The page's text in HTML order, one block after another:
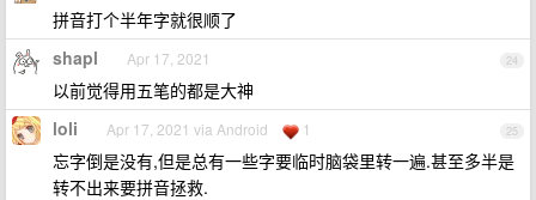
拼音打个半年字就很顺了
24
shapl Apr 17, 2021
以前觉得用五笔的都是大神
25
loli Apr 17, 2021 via Android 1
忘字倒是没有,但是总有一些字要临时脑袋里转一遍.甚至多半是
转不出来要拼音拯救.